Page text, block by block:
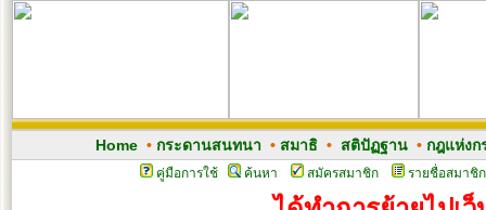
Home• กระดานสนทนา • สมาธิ• สติปัฏฐาน• กฎแห่งก
คู่มือการใช้ ค้นหา สมัครสมาชิก รายชื่อสมาชิก